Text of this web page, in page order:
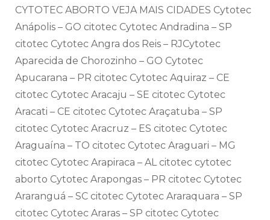
CYTOTEC ABORTO VEJA MAIS CIDADES Cytotec
Anápolis – GO citotec Cytotec Andradina – SP
citotec Cytotec Angra dos Reis – RJCytotec
Aparecida de Chorozinho – GO Cytotec
Apucarana – PR citotec Cytotec Aquiraz – CE
citotec Cytotec Aracaju – SE citotec Cytotec
Aracati – CE citotec Cytotec Araçatuba – SP
citotec Cytotec Aracruz – ES citotec Cytotec
Araguaína – TO citotec Cytotec Araguari – MG
citotec Cytotec Arapiraca – AL citotec cytotec
aborto Cytotec Arapongas – PR citotec Cytotec
Araranguá – SC citotec Cytotec Araraquara – SP
citotec Cytotec Araras – SP citotec Cytotec